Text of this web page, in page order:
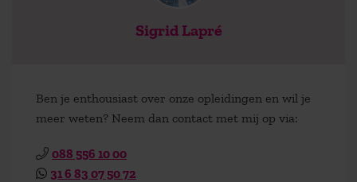
Sigrid Lapré
Ben je enthousiast over onze opleidingen en wil je
meer weten? Neem dan contact met mij op via:
088 556 10 00
31 6 83 07 50 72